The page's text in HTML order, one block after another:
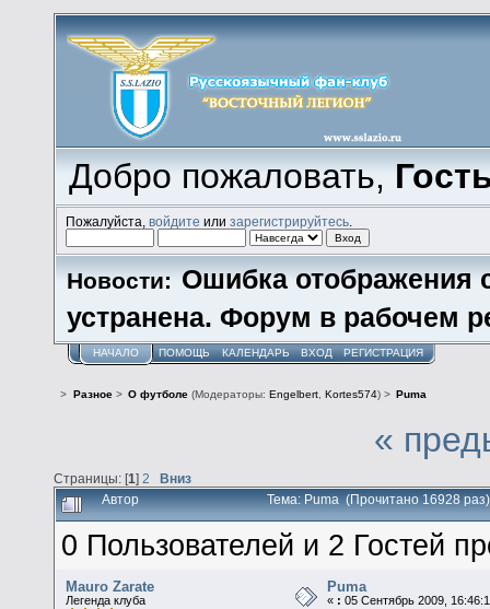
Добро пожаловать,
Пожалуйста,войдите илизарегистрируйтесь
Новости: Ошибка отображения
устранена. Форум в рабочем
НАЧАЛО ПОМОЩЬ КАЛЕНДАРЬ ВХОД РЕГИСТРАЦИЯ
> Разное> О футболе(Модераторы: Engelbert, Kortes574) > Puma
«
Страницы: [1] 2 Вниз
Автор Тема: Puma (Прочитано 16928 раз)
0 Пользователей и 2 Гостей
Mauro Zarate
Легенда клуба
Puma
« : 05 Сентябрь 2009,